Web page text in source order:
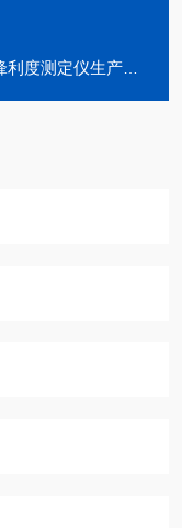
测定仪生产厂家